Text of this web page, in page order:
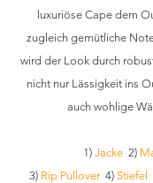
luxuriöse Cape dem
zugleich gemütliche
wird der Look durch
nicht nur Lässigkeit ins
auch wohlige
1) Jacke
  2)
3) Rip Pullover 4) Stiefel